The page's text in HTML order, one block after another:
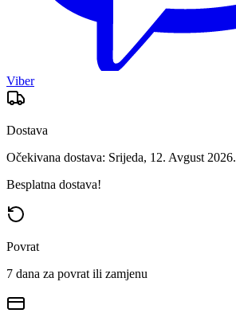
Viber
Dostava
Očekivana dostava: Srijeda, 12. Avgust 2026.
Besplatna dostava!
Povrat
7 dana za povrat ili zamjenu